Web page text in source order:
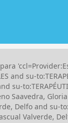
and su-
su-
Saavedra,
Delfo and su-
Valverde,